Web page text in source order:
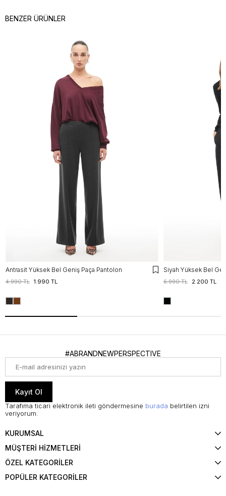
BENZER ÜRÜNLER
Antrasit Yüksek Bel Geniş Paça Pantolon
1.990 TL
4.990 TL
Siyah Yüksek Bel
2.200 TL
6.990 TL
#ABRANDNEWPERSPECTIVE
Kayıt Ol
Tarafıma ticari elektronik ileti göndermesine burada belirtilen izni
veriyorum.
KURUMSAL
MÜŞTERİ HİZMETLERİ
ÖZEL KATEGORİLER
POPÜLER KATEGORİLER